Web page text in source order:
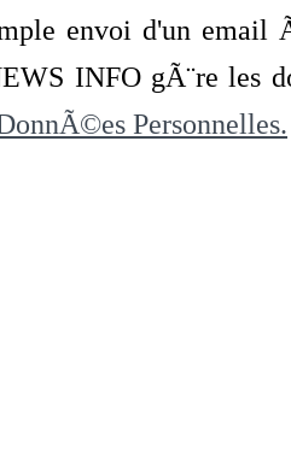
envoi d'un
INFO gÃ¨re les
Personnelles.